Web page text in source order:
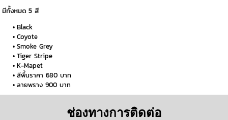
มีทั้งหมด 5 สี
Black
Coyote
Smoke Grey
Tiger Stripe
K-Mapet
สีพื้นราคา 680 บาท
ลายพราง 900 บาท
ช่องทางการติดต่อ